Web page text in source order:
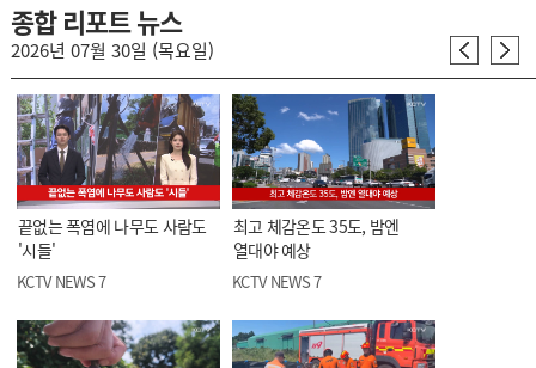
종합 리포트 뉴스
2026년 07월 30일 (목요일)
끝없는 폭염에 나무도 사람도
'시들'
KCTV NEWS 7
최고 체감온도 35도, 밤엔
열대야 예상
KCTV NEWS 7